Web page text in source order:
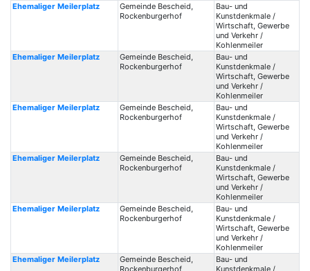
Ehemaliger Meilerplatz
Gemeinde Bescheid,
Rockenburgerhof
Bau- und
Kunstdenkmale /
Wirtschaft, Gewerbe
und Verkehr /
Kohlenmeiler
Ehemaliger Meilerplatz
Gemeinde Bescheid,
Rockenburgerhof
Bau- und
Kunstdenkmale /
Wirtschaft, Gewerbe
und Verkehr /
Kohlenmeiler
Ehemaliger Meilerplatz
Gemeinde Bescheid,
Rockenburgerhof
Bau- und
Kunstdenkmale /
Wirtschaft, Gewerbe
und Verkehr /
Kohlenmeiler
Ehemaliger Meilerplatz
Gemeinde Bescheid,
Rockenburgerhof
Bau- und
Kunstdenkmale /
Wirtschaft, Gewerbe
und Verkehr /
Kohlenmeiler
Ehemaliger Meilerplatz
Gemeinde Bescheid,
Rockenburgerhof
Bau- und
Kunstdenkmale /
Wirtschaft, Gewerbe
und Verkehr /
Kohlenmeiler
Ehemaliger Meilerplatz
Gemeinde Bescheid,
Rockenburgerhof
Bau- und
Kunstdenkmale /